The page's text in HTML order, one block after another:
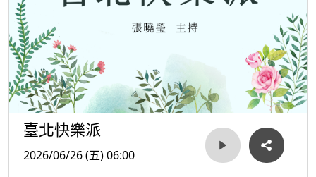
臺北快樂派
2026/06/26 (五) 06:00